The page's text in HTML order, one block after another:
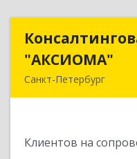
"АКСИОМА"
Санкт-Петербург
Клиентов на